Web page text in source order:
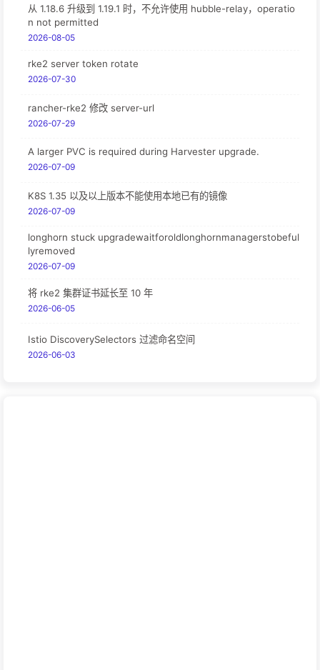
从 1.18.6 升级到 1.19.1 时，不允许使用 hubble-relay，operatio
n not permitted
2026-08-05
rke2 server token rotate
2026-07-30
rancher-rke2 修改 server-url
2026-07-29
A larger PVC is required during Harvester upgrade.
2026-07-09
K8S 1.35 以及以上版本不能使用本地已有的镜像
2026-07-09
longhorn stuck upgradewaitforoldlonghornmanagerstobeful
lyremoved
2026-07-09
将 rke2 集群证书延长至 10 年
2026-06-05
Istio DiscoverySelectors 过滤命名空间
2026-06-03